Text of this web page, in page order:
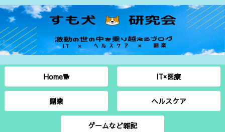
Home🐕 IT×医療
副業 ヘルスケア
ゲームなど雑記